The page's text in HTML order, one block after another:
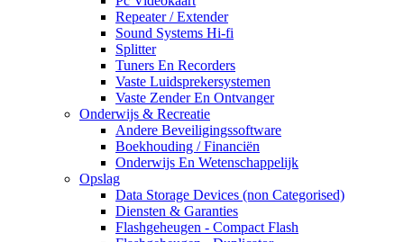
Repeater / Extender
Sound Systems Hi-fi
Splitter
Tuners En Recorders
Vaste Luidsprekersystemen
Vaste Zender En Ontvanger
Onderwijs & Recreatie
Andere Beveiligingssoftware
Boekhouding / Financiën
Onderwijs En Wetenschappelijk
Opslag
Data Storage Devices (non Categorised)
Diensten & Garanties
Flashgeheugen - Compact Flash